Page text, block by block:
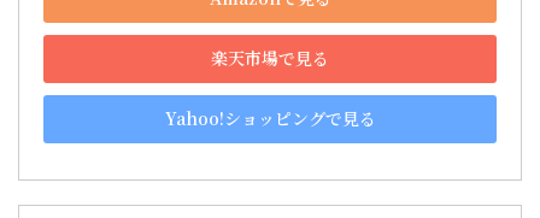
楽天市場で見る
Yahoo!ショッピングで見る